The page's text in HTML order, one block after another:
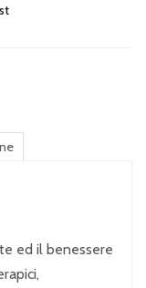
ed il benessere